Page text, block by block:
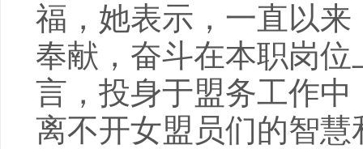
福，她表示，一直以
奉献，奋斗在本职岗
言，投身于盟务工作
离不开女盟员们的智